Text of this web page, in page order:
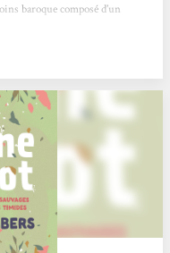
baroque composé d’un
Après...